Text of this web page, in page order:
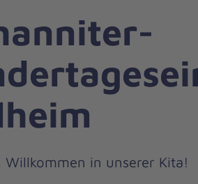
Willkommen in unserer Kita!